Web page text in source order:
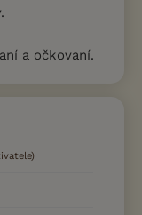
a očkovaní.